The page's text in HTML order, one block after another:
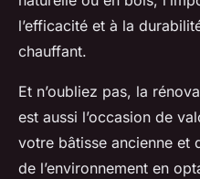
l’efficacité et à la
chauffant.
Et n’oubliez pas, la
est aussi l’occasion de
votre bâtisse ancienne et
de l’environnement en